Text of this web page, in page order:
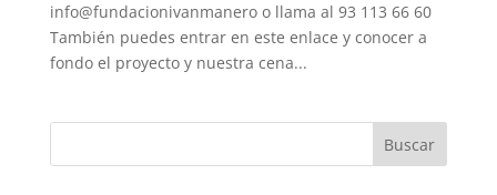
info@fundacionivanmanero o llama al 93 113 66 60
También puedes entrar en este enlace y conocer a
fondo el proyecto y nuestra cena...